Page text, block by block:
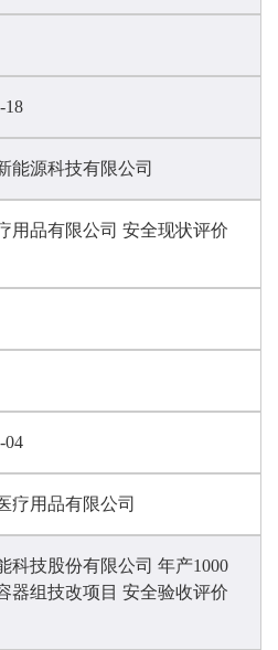
18
能源科技有限公司
用品有限公司 安全现状评价
04
疗用品有限公司
科技股份有限公司 年产1000
器组技改项目 安全验收评价